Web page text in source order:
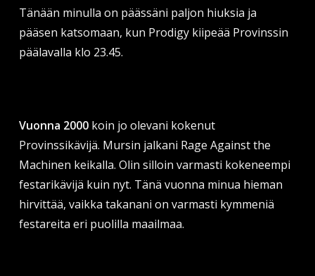
Tänään minulla on päässäni paljon hiuksia ja
pääsen katsomaan, kun Prodigy kiipeää Provinssin
päälavalla klo 23.45.
Vuonna 2000koin jo olevani kokenut
Provinssikävijä. Mursin jalkani Rage Against the
Machinen keikalla. Olin silloin varmasti kokeneempi
festarikävijä kuin nyt. Tänä vuonna minua hieman
hirvittää, vaikka takanani on varmasti kymmeniä
festareita eri puolilla maailmaa.